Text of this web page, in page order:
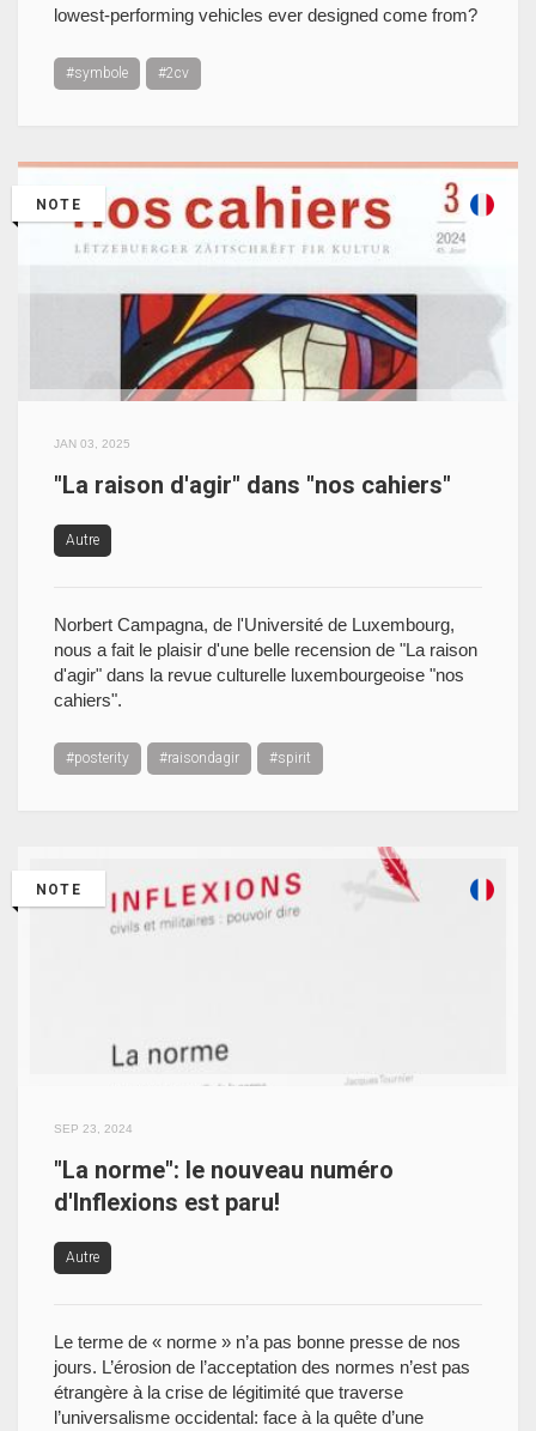
lowest-performing vehicles ever designed come from?
#symbole #2cv
NOTE
JAN 03, 2025
"La raison d'agir" dans "nos cahiers"
Autre
Norbert Campagna, de l'Université de Luxembourg,
nous a fait le plaisir d'une belle recension de "La raison
d'agir" dans la revue culturelle luxembourgeoise "nos
cahiers".
#posterity #raisondagir #spirit
NOTE
SEP 23, 2024
"La norme": le nouveau numéro
d'Inflexions est paru!
Autre
Le terme de « norme » n’a pas bonne presse de nos
jours. L’érosion de l’acceptation des normes n’est pas
étrangère à la crise de légitimité que traverse
l’universalisme occidental: face à la quête d’une